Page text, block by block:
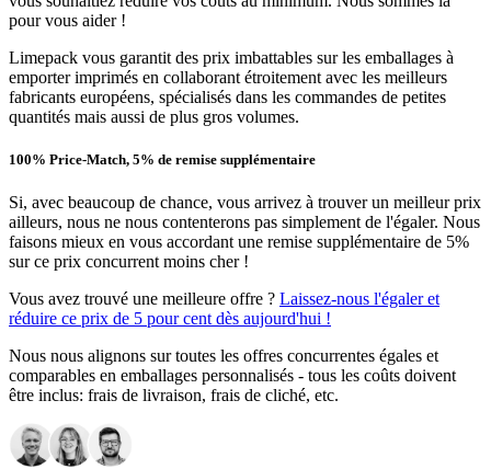
pour vous aider !
Limepack vous garantit des prix imbattables sur les emballages à
emporter imprimés en collaborant étroitement avec les meilleurs
fabricants européens, spécialisés dans les commandes de petites
quantités mais aussi de plus gros volumes.
100% Price-Match, 5% de remise supplémentaire
Si, avec beaucoup de chance, vous arrivez à trouver un meilleur prix
ailleurs, nous ne nous contenterons pas simplement de l'égaler. Nous
faisons mieux en vous accordant une remise supplémentaire de 5%
sur ce prix concurrent moins cher !
Vous avez trouvé une meilleure offre ? Laissez-nous l'égaler et
réduire ce prix de 5 pour cent dès aujourd'hui !
Nous nous alignons sur toutes les offres concurrentes égales et
comparables en emballages personnalisés - tous les coûts doivent
être inclus: frais de livraison, frais de cliché, etc.